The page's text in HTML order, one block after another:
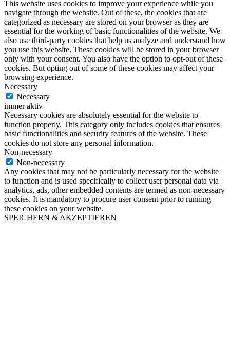
This website uses cookies to improve your experience while you
navigate through the website. Out of these, the cookies that are
categorized as necessary are stored on your browser as they are
essential for the working of basic functionalities of the website. We
also use third-party cookies that help us analyze and understand how
you use this website. These cookies will be stored in your browser
only with your consent. You also have the option to opt-out of these
cookies. But opting out of some of these cookies may affect your
browsing experience.
Necessary
Necessary
immer aktiv
Necessary cookies are absolutely essential for the website to
function properly. This category only includes cookies that ensures
basic functionalities and security features of the website. These
cookies do not store any personal information.
Non-necessary
Non-necessary
Any cookies that may not be particularly necessary for the website
to function and is used specifically to collect user personal data via
analytics, ads, other embedded contents are termed as non-necessary
cookies. It is mandatory to procure user consent prior to running
these cookies on your website.
SPEICHERN & AKZEPTIEREN